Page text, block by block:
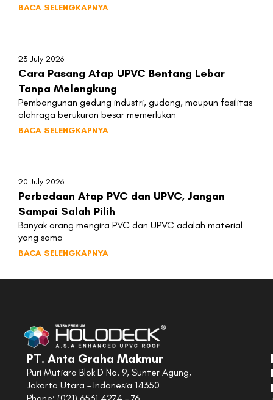
BACA SELENGKAPNYA
23 July 2026
Cara Pasang Atap UPVC Bentang Lebar
Tanpa Melengkung
Pembangunan gedung industri, gudang, maupun fasilitas
olahraga berukuran besar memerlukan
BACA SELENGKAPNYA
20 July 2026
Perbedaan Atap PVC dan UPVC, Jangan
Sampai Salah Pilih
Banyak orang mengira PVC dan UPVC adalah material
yang sama
BACA SELENGKAPNYA
PT. Anta Graha Makmur
Puri Mutiara Blok D No. 9, Sunter Agung,
Jakarta Utara – Indonesia 14350